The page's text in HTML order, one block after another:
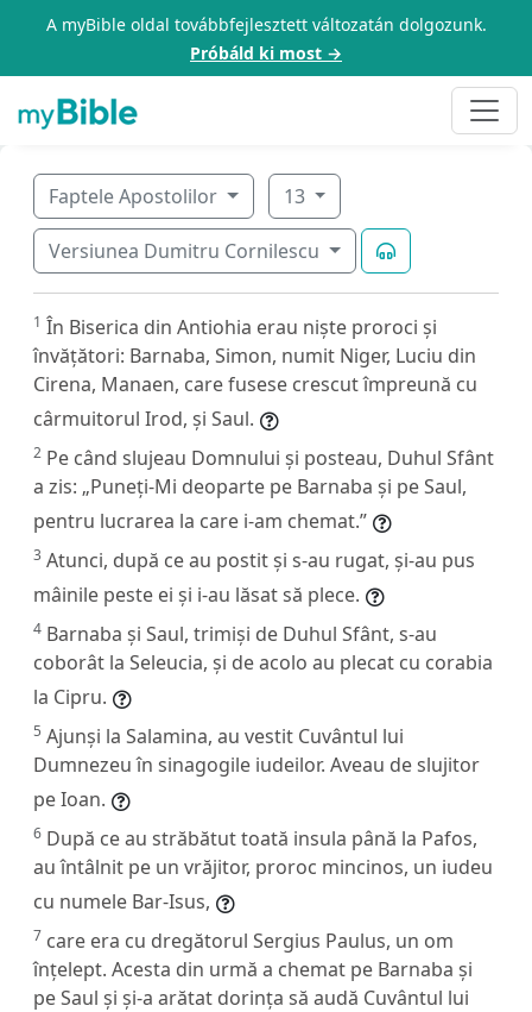
A myBible oldal továbbfejlesztett változatán dolgozunk.
Próbáld ki most →
Faptele Apostolilor 13
Versiunea Dumitru Cornilescu
1 În Biserica din Antiohia erau niște proroci și
învățători: Barnaba, Simon, numit Niger, Luciu din
Cirena, Manaen, care fusese crescut împreună cu
cârmuitorul Irod, și Saul.
2 Pe când slujeau Domnului și posteau, Duhul Sfânt
a zis: „Puneți-Mi deoparte pe Barnaba și pe Saul,
pentru lucrarea la care i-am chemat.”
3 Atunci, după ce au postit și s-au rugat, și-au pus
mâinile peste ei și i-au lăsat să plece.
4 Barnaba și Saul, trimiși de Duhul Sfânt, s-au
coborât la Seleucia, și de acolo au plecat cu corabia
la Cipru.
5 Ajunși la Salamina, au vestit Cuvântul lui
Dumnezeu în sinagogile iudeilor. Aveau de slujitor
pe Ioan.
6 După ce au străbătut toată insula până la Pafos,
au întâlnit pe un vrăjitor, proroc mincinos, un iudeu
cu numele Bar-Isus,
7 care era cu dregătorul Sergius Paulus, un om
înțelept. Acesta din urmă a chemat pe Barnaba și
pe Saul și și-a arătat dorința să audă Cuvântul lui